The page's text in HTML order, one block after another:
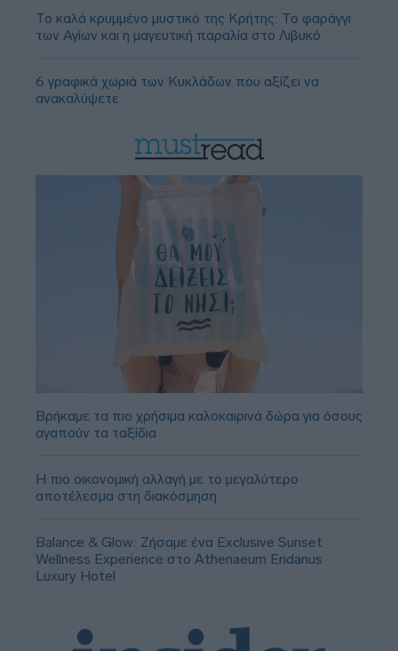
Το καλά κρυμμένο μυστικό της Κρήτης: Το φαράγγι
των Αγίων και η μαγευτική παραλία στο Λιβυκό
6 γραφικά χωριά των Κυκλάδων που αξίζει να
ανακαλύψετε
Βρήκαμε τα πιο χρήσιμα καλοκαιρινά δώρα για όσους
αγαπούν τα ταξίδια
Η πιο οικονομική αλλαγή με το μεγαλύτερο
αποτέλεσμα στη διακόσμηση
Balance & Glow: Ζήσαμε ένα Exclusive Sunset
Wellness Experience στο Athenaeum Eridanus
Luxury Hotel